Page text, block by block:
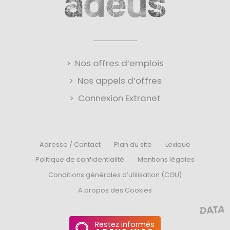
Nos offres d’emplois
Nos appels d’offres
Connexion Extranet
Adresse / Contact Plan du site
Lexique
Politique de confidentialité
Mentions légales
Conditions générales d’utilisation (CGU)
A propos des Cookies
Restez informés